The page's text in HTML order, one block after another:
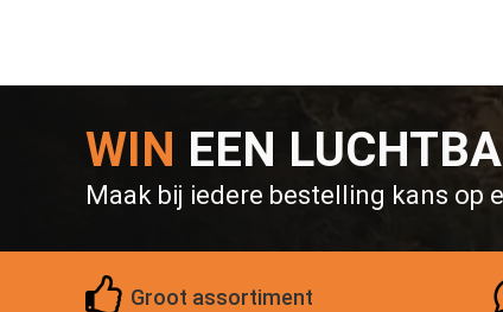
WIN EEN
Maak bij iedere bestelling kans op
Groot assortiment